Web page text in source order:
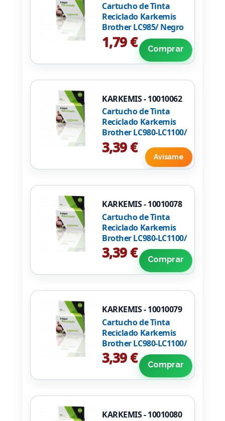
Cartucho de Tinta
Reciclado Karkemis
Brother LC985/ Negro
1,79 € Comprar
KARKEMIS - 10010062
Cartucho de Tinta
Reciclado Karkemis
Brother LC980-LC1100/
Negro
3,39 €
Avísame
KARKEMIS - 10010078
Cartucho de Tinta
Reciclado Karkemis
Brother LC980-LC1100/
Cian
3,39 € Comprar
KARKEMIS - 10010079
Cartucho de Tinta
Reciclado Karkemis
Brother LC980-LC1100/
Magenta
3,39 € Comprar
KARKEMIS - 10010080